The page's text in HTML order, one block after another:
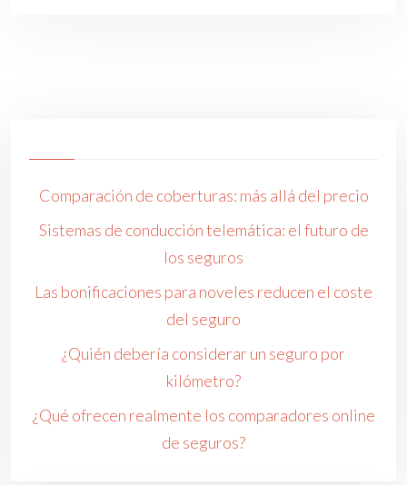
Comparación de coberturas: más allá del precio
Sistemas de conducción telemática: el futuro de
los seguros
Las bonificaciones para noveles reducen el coste
del seguro
¿Quién debería considerar un seguro por
kilómetro?
¿Qué ofrecen realmente los comparadores online
de seguros?